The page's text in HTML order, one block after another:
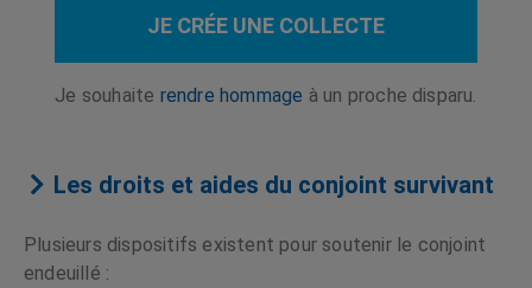
JE CRÉE UNE COLLECTE
Je souhaite rendre hommage à un proche disparu.
Les droits et aides du conjoint survivant
Plusieurs dispositifs existent pour soutenir le conjoint
endeuillé :